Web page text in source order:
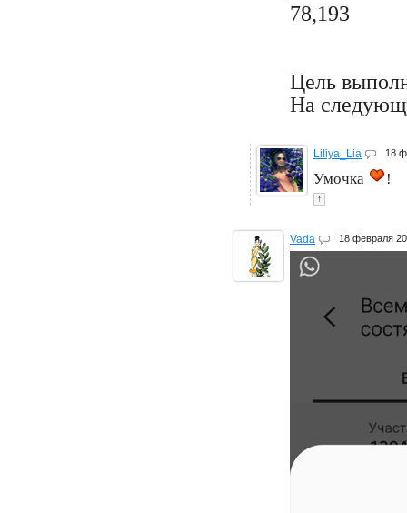
78,193
Цель
На
Liliya_Lia 18
Умочка !
↑
Vada 18 февраля